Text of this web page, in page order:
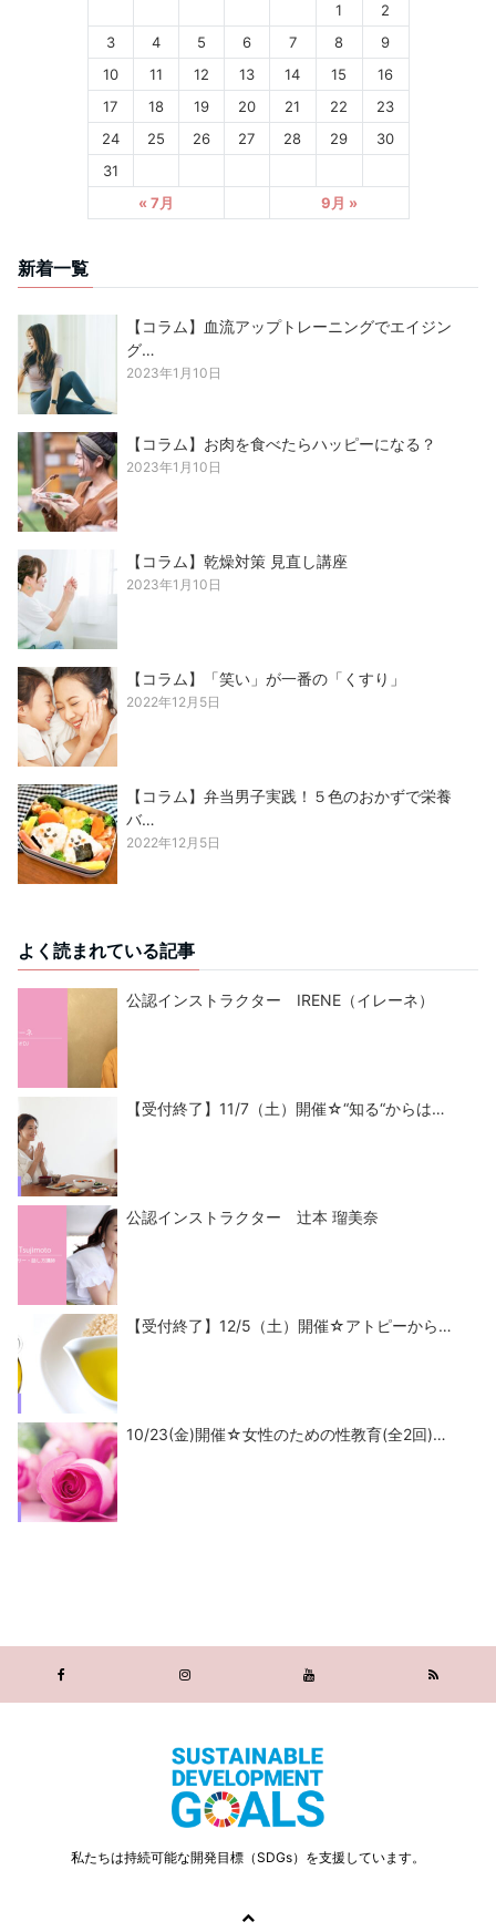
1
2
3
4 5 6 7 8
9
10
11 12 13 14 15
16
17
18 19 20 21 22
23
24
25 26 27 28 29
30
31
« 7月
9月 »
新着一覧
【コラム】血流アップトレーニングでエイジン
グ…
2023年1月10日
【コラム】お肉を食べたらハッピーになる？
2023年1月10日
【コラム】乾燥対策 見直し講座
2023年1月10日
【コラム】「笑い」が一番の「くすり」
2022年12月5日
【コラム】弁当男子実践！５色のおかずで栄養
バ…
2022年12月5日
よく読まれている記事
公認インストラクター IRENE（イレーネ）
【受付終了】11/7（土）開催☆“知る“からは…
公認インストラクター 辻本 瑠美奈
【受付終了】12/5（土）開催☆アトピーから…
10/23(金)開催☆女性のための性教育(全2回)…
私たちは持続可能な開発目標（SDGs）を支援しています。